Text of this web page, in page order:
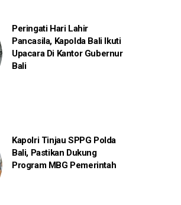
Peringati Hari Lahir
Pancasila, Kapolda Bali Ikuti
Upacara Di Kantor Gubernur
Bali
Kapolri Tinjau SPPG Polda
Bali, Pastikan Dukung
Program MBG Pemerintah